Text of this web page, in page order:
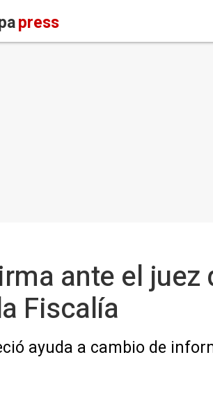
press
ante el juez
Fiscalía
ayuda a cambio de